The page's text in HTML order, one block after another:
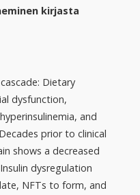
kirjasta
Dietary
dysfunction,
and
prior to clinical
shows a decreased
dysregulation
NFTs to form, and